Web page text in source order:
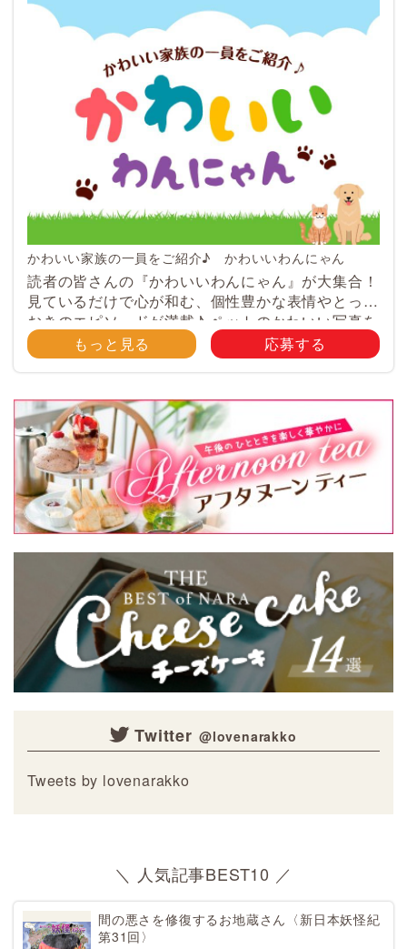
かわいい家族の一員をご紹介♪ かわいいわんにゃん
読者の皆さんの『かわいいわんにゃん』が大集合！
見ているだけで心が和む、個性豊かな表情やとって
おきのエピソードが満載♪ ペットのかわいい写真を
大募集！ みなさんのご自慢のペット写真や動画を
大募集！ 携帯電話・スマホ等で撮影 […]
もっと見る 応募する
Twitter
Tweets by lovenarakko
＼ 人気記事BEST10 ／
間の悪さを修復するお地蔵さん〈新日本妖怪紀
第31回〉